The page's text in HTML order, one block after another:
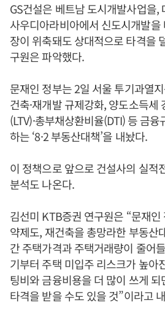
GS건설은 베트남 도시개발사업을,
사우디아라비아에서 신도시개발
장이 위축돼도 상대적으로 타격을
구원은 파악했다.
문재인 정부는 2일 서울 투기과열
건축·재개발 규제강화, 양도소득세
(LTV)·총부채상환비율(DTI) 등 금
하는 ‘8·2 부동산대책’을 내놨다.
이 정책으로 앞으로 건설사의 실적
분석도 나온다.
김선미 KTB증권 연구원은 “문재
약제도, 재건축을 총망라한 부동산
간 주택가격과 주택거래량이 줄어
기부터 주택 미입주 리스크가 높아
팅비와 금융비용을 더 많이 쓰게
타격을 받을 수도 있을 것”이라고